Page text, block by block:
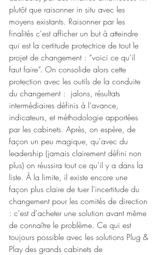
plutôt que raisonner in situ avec les
moyens existants. Raisonner par les
finalités c'est afficher un but à atteindre
qui est la certitude protectrice de tout le
projet de changement : “voici ce qu’il
faut faire”. On consolide alors cette
protection avec les outils de la conduite
du changement :  jalons, résultats
intermédiaires définis à l'avance,
indicateurs, et méthodologie apportées
par les cabinets. Après, on espère, de
façon un peu magique, qu'avec du
leadership (jamais clairement défini non
plus) on réussira tout ce qu'il y a dans la
liste. À la limite, il existe encore une
façon plus claire de tuer l’incertitude du
changement pour les comités de direction
: c'est d'acheter une solution avant même
de connaître le problème. Ce qui est
toujours possible avec les solutions Plug &
Play des grands cabinets de